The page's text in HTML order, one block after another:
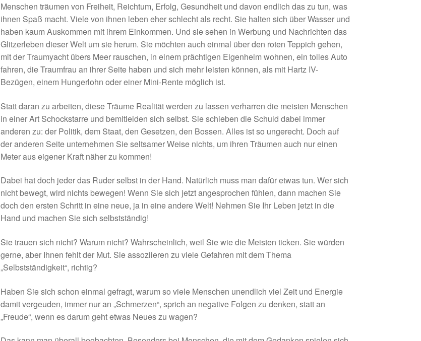
Menschen träumen von Freiheit, Reichtum, Erfolg, Gesundheit und davon endlich das zu tun, was
ihnen Spaß macht. Viele von ihnen leben eher schlecht als recht. Sie halten sich über Wasser und
haben kaum Auskommen mit ihrem Einkommen. Und sie sehen in Werbung und Nachrichten das
Glitzerleben dieser Welt um sie herum. Sie möchten auch einmal über den roten Teppich gehen,
mit der Traumyacht übers Meer rauschen, in einem prächtigen Eigenheim wohnen, ein tolles Auto
fahren, die Traumfrau an ihrer Seite haben und sich mehr leisten können, als mit Hartz IV-
Bezügen, einem Hungerlohn oder einer Mini-Rente möglich ist.
Statt daran zu arbeiten, diese Träume Realität werden zu lassen verharren die meisten Menschen
in einer Art Schockstarre und bemitleiden sich selbst. Sie schieben die Schuld dabei immer
anderen zu: der Politik, dem Staat, den Gesetzen, den Bossen. Alles ist so ungerecht. Doch auf
der anderen Seite unternehmen Sie seltsamer Weise nichts, um ihren Träumen auch nur einen
Meter aus eigener Kraft näher zu kommen!
Dabei hat doch jeder das Ruder selbst in der Hand. Natürlich muss man dafür etwas tun. Wer sich
nicht bewegt, wird nichts bewegen! Wenn Sie sich jetzt angesprochen fühlen, dann machen Sie
doch den ersten Schritt in eine neue, ja in eine andere Welt! Nehmen Sie Ihr Leben jetzt in die
Hand und machen Sie sich selbstständig!
Sie trauen sich nicht? Warum nicht? Wahrscheinlich, weil Sie wie die Meisten ticken. Sie würden
gerne, aber Ihnen fehlt der Mut. Sie assoziieren zu viele Gefahren mit dem Thema
„Selbstständigkeit“, richtig?
Haben Sie sich schon einmal gefragt, warum so viele Menschen unendlich viel Zeit und Energie
damit vergeuden, immer nur an „Schmerzen“, sprich an negative Folgen zu denken, statt an
„Freude“, wenn es darum geht etwas Neues zu wagen?